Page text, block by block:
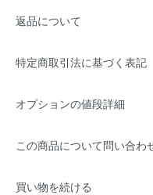
返品について
特定商取引法に基づく表記
オプションの値段詳細
この商品について問い合わ
買い物を続ける